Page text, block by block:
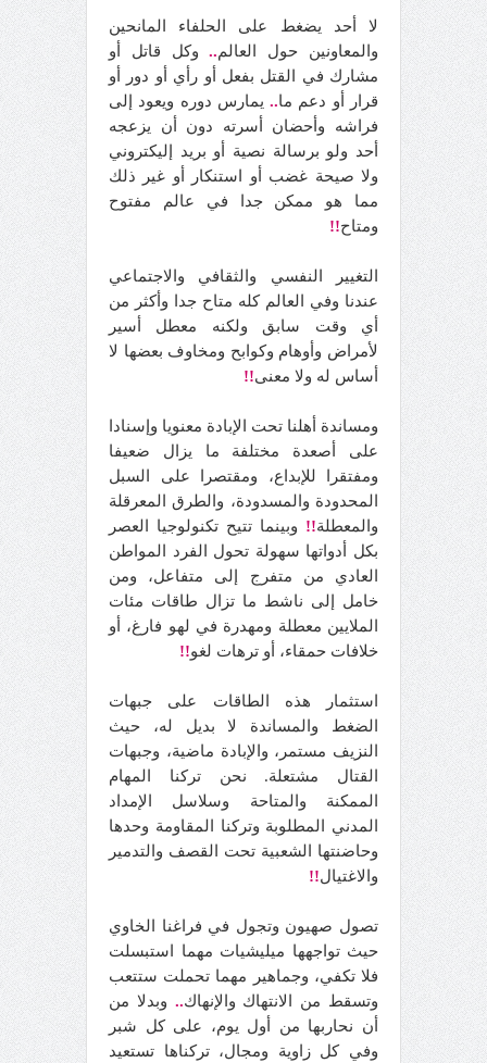
لا أحد يضغط على الحلفاء المانحين
والمعاونين حول العالم..وكل قاتل أو
مشارك في القتل بفعل أو رأي أو دور أو
قرار أو دعم ما..يمارس دوره ويعود إلى
فراشه وأحضان أسرته دون أن يزعجه
أحد ولو برسالة نصية أو بريد إليكتروني
ولا صيحة غضب أو استنكار أو غير ذلك
مما هو ممكن جدا في عالم مفتوح
ومتاح!!
التغيير النفسي والثقافي والاجتماعي
عندنا وفي العالم كله متاح جدا وأكثر من
أي وقت سابق ولكنه معطل أسير
لأمراض وأوهام وكوابح ومخاوف بعضها لا
أساس له ولا معنى!!
ومساندة أهلنا تحت الإبادة معنويا وإسنادا
على أصعدة مختلفة ما يزال ضعيفا
ومفتقرا للإبداع، ومقتصرا على السبل
المحدودة والمسدودة، والطرق المعرقلة
والمعطلة!! وبينما تتيح تكنولوجيا العصر
بكل أدواتها سهولة تحول الفرد المواطن
العادي من متفرج إلى متفاعل، ومن
خامل إلى ناشط ما تزال طاقات مئات
الملايين معطلة ومهدرة في لهو فارغ، أو
خلافات حمقاء، أو ترهات لغو!!
استثمار هذه الطاقات على جبهات
الضغط والمساندة لا بديل له، حيث
النزيف مستمر، والإبادة ماضية، وجبهات
القتال مشتعلة. نحن تركنا المهام
الممكنة والمتاحة وسلاسل الإمداد
المدني المطلوبة وتركنا المقاومة وحدها
وحاضنتها الشعبية تحت القصف والتدمير
والاغتيال!!
تصول صهيون وتجول في فراغنا الخاوي
حيث تواجهها ميليشيات مهما استبسلت
فلا تكفي، وجماهير مهما تحملت ستتعب
وتسقط من الانتهاك والإنهاك.. وبدلا من
أن نحاربها من أول يوم، على كل شبر
وفي كل زاوية ومجال، تركناها تستعيد